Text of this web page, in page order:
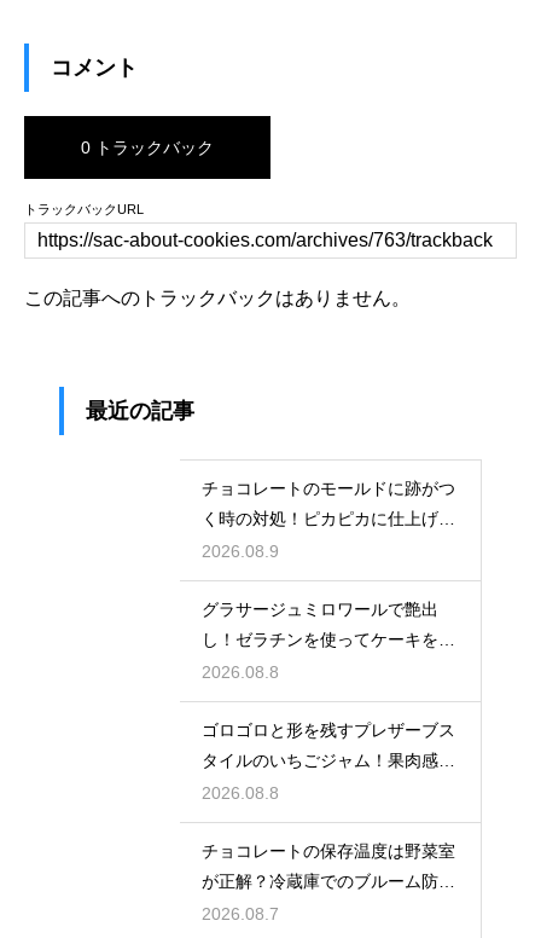
コメント
0 トラックバック
トラックバックURL
この記事へのトラックバックはありません。
最近の記事
チョコレートのモールドに跡がつ
く時の対処！ピカピカに仕上げる
ための秘策
2026.08.9
グラサージュミロワールで艶出
し！ゼラチンを使ってケーキを美
しく飾る
2026.08.8
ゴロゴロと形を残すプレザーブス
タイルのいちごジャム！果肉感を
たっぷり楽しむ美味しいレシピ
2026.08.8
チョコレートの保存温度は野菜室
が正解？冷蔵庫でのブルーム防止
策
2026.08.7